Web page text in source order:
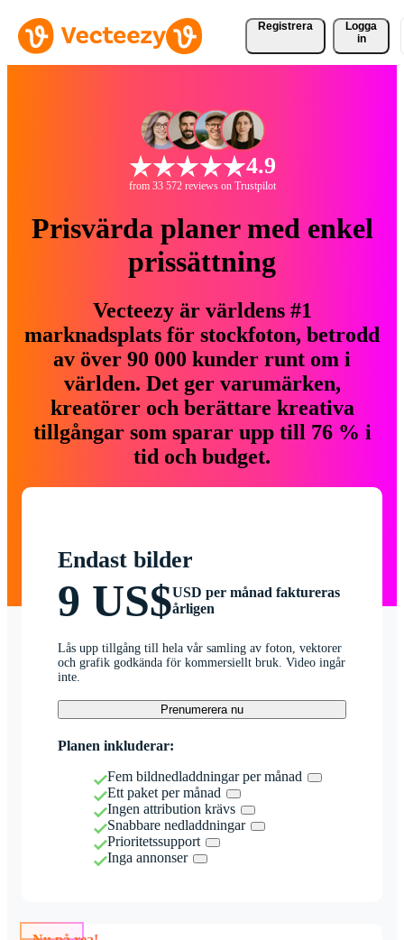
Registrera
Logga
in
4.9
from 33 572 reviews on Trustpilot
Prisvärda planer med enkel
prissättning
Vecteezy är världens #1
marknadsplats för stockfoton, betrodd
av över 90 000 kunder runt om i
världen. Det ger varumärken,
kreatörer och berättare kreativa
tillgångar som sparar upp till 76 % i
tid och budget.
Endast bilder
9 US$USD per månad faktureras
årligen
Lås upp tillgång till hela vår samling av foton, vektorer
och grafik godkända för kommersiellt bruk. Video ingår
inte.
Prenumerera nu
Planen inkluderar:
Fem bildnedladdningar per månad
Ett paket per månad
Ingen attribution krävs
Snabbare nedladdningar
Prioritetssupport
Inga annonser
Nu på rea!